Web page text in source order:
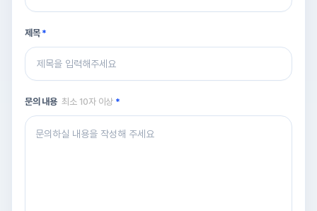
제목
문의 내용 최소 10자 이상